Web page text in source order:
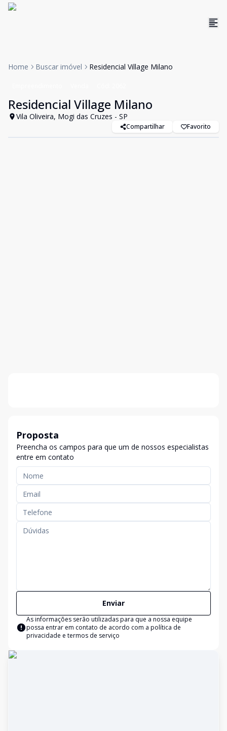
Home Buscar imóvel Residencial Village Milano
Residencial Village Milano
Vila Oliveira, Mogi das Cruzes - SP
Compartilhar Favorito
Proposta
Preencha os campos para que um de nossos especialistas
entre em contato
Enviar
As informações serão utilizadas para que a nossa equipe
possa entrar em contato de acordo com a política de
privacidade e termos de serviço